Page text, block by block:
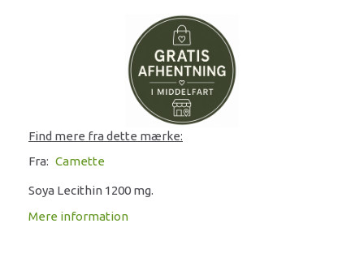
Find mere fra dette mærke:
Fra: Camette
Soya Lecithin 1200 mg.
Mere information